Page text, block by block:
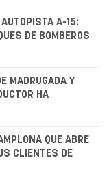
A-15:
DE BOMBEROS
MADRUGADA Y
HA
QUE ABRE
CLIENTES DE